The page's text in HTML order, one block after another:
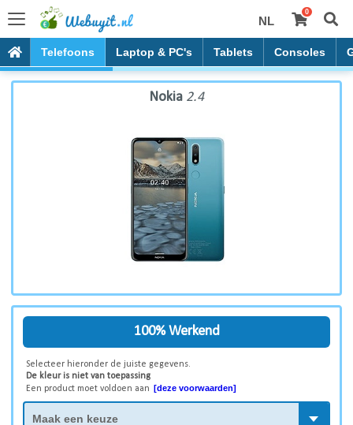
NL
0
Telefoons Laptop & PC's Tablets Consoles
Nokia 2.4
Nokia 2.4
100% Werkend
Selecteer hieronder de juiste gegevens.
De kleur is niet van toepassing
Een product moet voldoen aan [deze voorwaarden]